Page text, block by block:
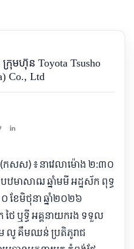
ក្រុមហ៊ុន Toyota Tsusho
Co., Ltd
សស) ៖ នាវេលាម៉ោង ២:៣០
បឋមាសាឍ ឆ្នាំមមី អដ្ឋស័ក ពុទ្ធ
ខែមិថុនា ឆ្នាំ២០២៦
ឬទ្ធី អគ្គនាយករង ទទួល
ម លូ គឹមឈន់ ប្រតិភូរាជ